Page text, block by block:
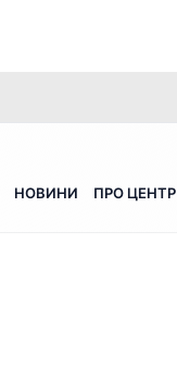
НОВИНИ ПРО ЦЕНТР